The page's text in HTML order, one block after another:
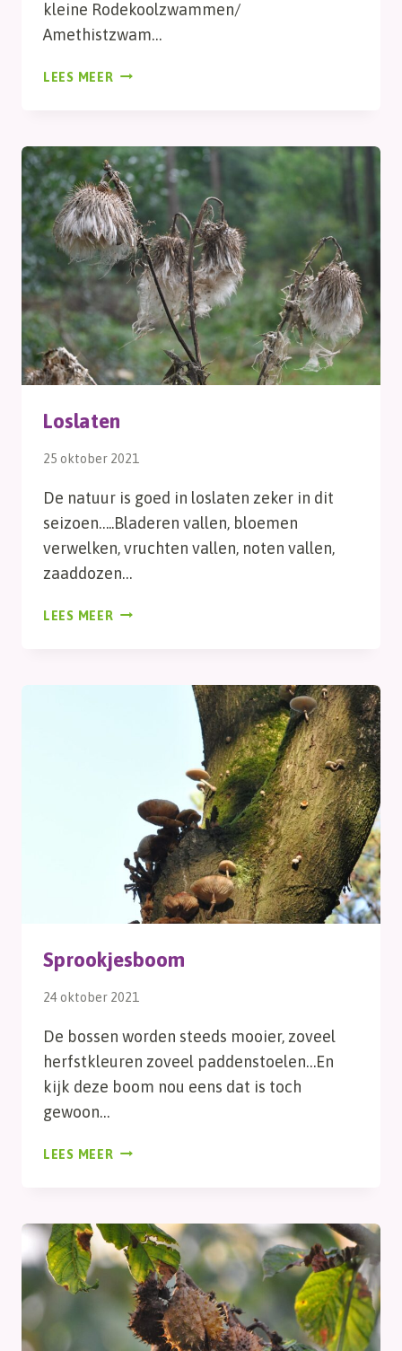
kleine Rodekoolzwammen/
Amethistzwam…
LEES MEER RODEKOOLZWAM
Loslaten
25 oktober 2021
De natuur is goed in loslaten zeker in dit
seizoen…..Bladeren vallen, bloemen
verwelken, vruchten vallen, noten vallen,
zaaddozen…
LEES MEER LOSLATEN
Sprookjesboom
24 oktober 2021
De bossen worden steeds mooier, zoveel
herfstkleuren zoveel paddenstoelen…En
kijk deze boom nou eens dat is toch
gewoon…
LEES MEER SPROOKJESBOOM